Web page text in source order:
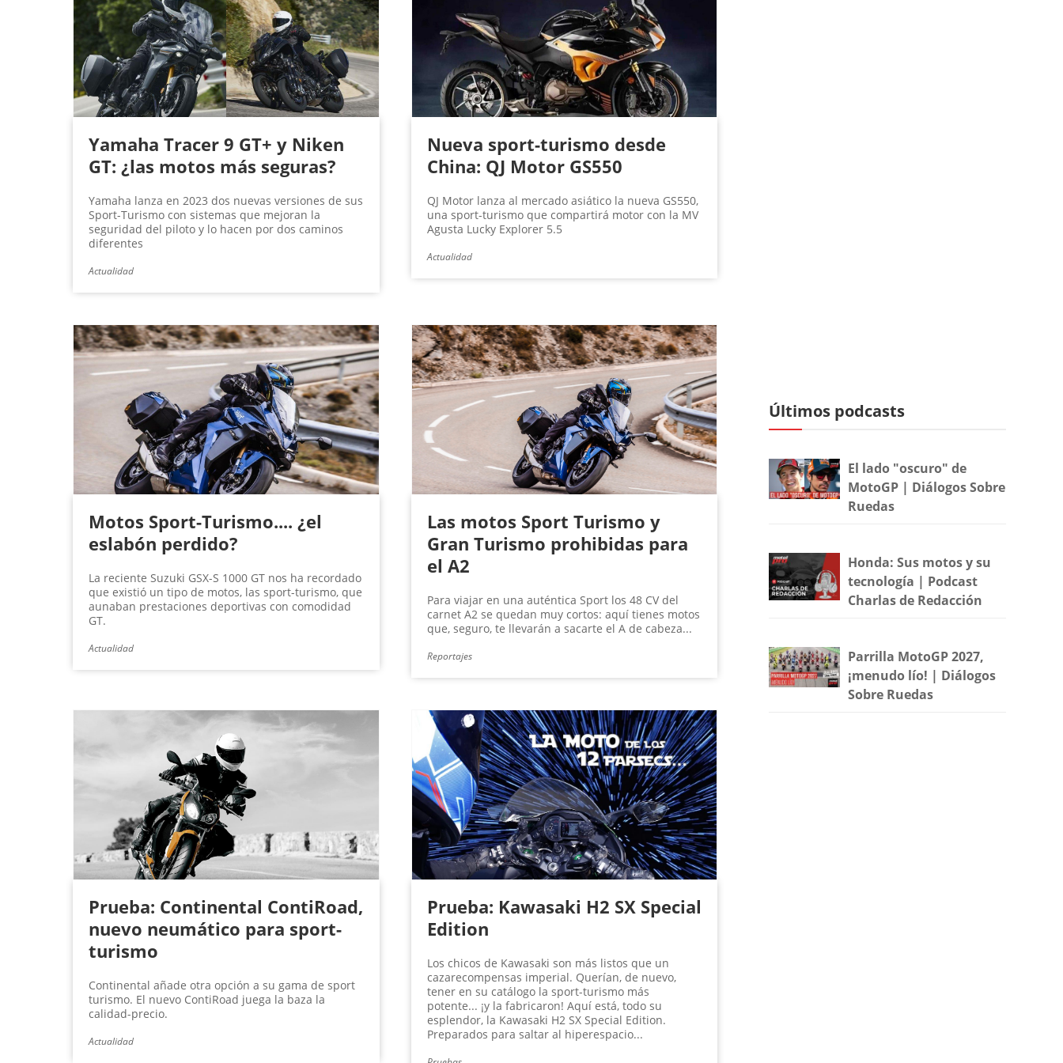
Yamaha Tracer 9 GT+ y Niken
GT: ¿las motos más seguras?
Yamaha lanza en 2023 dos nuevas versiones de sus
Sport-Turismo con sistemas que mejoran la
seguridad del piloto y lo hacen por dos caminos
diferentes
Actualidad
Nueva sport-turismo desde
China: QJ Motor GS550
QJ Motor lanza al mercado asiático la nueva GS550,
una sport-turismo que compartirá motor con la MV
Agusta Lucky Explorer 5.5
Actualidad
Motos Sport-Turismo.... ¿el
eslabón perdido?
La reciente Suzuki GSX-S 1000 GT nos ha recordado
que existió un tipo de motos, las sport-turismo, que
aunaban prestaciones deportivas con comodidad
GT.
Actualidad
Las motos Sport Turismo y
Gran Turismo prohibidas para
el A2
Para viajar en una auténtica Sport los 48 CV del
carnet A2 se quedan muy cortos: aquí tienes motos
que, seguro, te llevarán a sacarte el A de cabeza...
Reportajes
Prueba: Continental ContiRoad,
nuevo neumático para sport-
turismo
Continental añade otra opción a su gama de sport
turismo. El nuevo ContiRoad juega la baza la
calidad-precio.
Actualidad
Prueba: Kawasaki H2 SX Special
Edition
Los chicos de Kawasaki son más listos que un
cazarecompensas imperial. Querían, de nuevo,
tener en su catálogo la sport-turismo más
potente... ¡y la fabricaron! Aquí está, todo su
esplendor, la Kawasaki H2 SX Special Edition.
Preparados para saltar al hiperespacio...
Últimos podcasts
El lado "oscuro" de
MotoGP | Diálogos Sobre
Ruedas
Honda: Sus motos y su
tecnología | Podcast
Charlas de Redacción
Parrilla MotoGP 2027,
¡menudo lío! | Diálogos
Sobre Ruedas